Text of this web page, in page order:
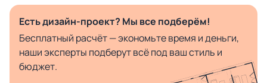
Есть дизайн-проект? Мы все подберём!
Бесплатный расчёт — экономьте время и деньги,
наши эксперты подберут всё под ваш стиль и
бюджет.